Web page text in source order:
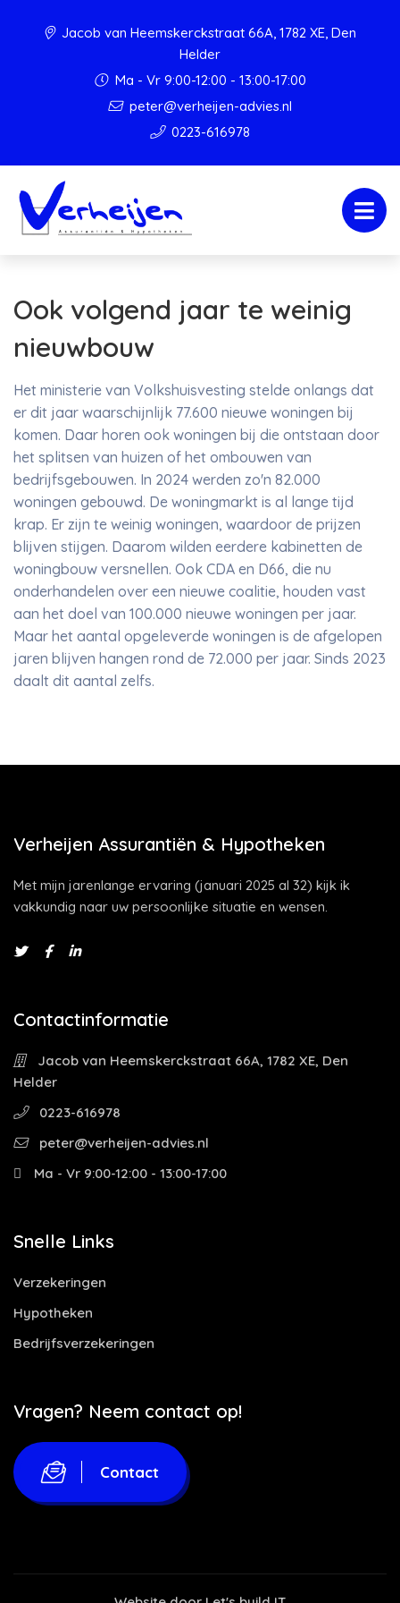
Jacob van Heemskerckstraat 66A, 1782 XE, Den
Helder
Ma - Vr 9:00-12:00 - 13:00-17:00
peter@verheijen-advies.nl
0223-616978
Ook volgend jaar te weinig
nieuwbouw
Het ministerie van Volkshuisvesting stelde onlangs dat
er dit jaar waarschijnlijk 77.600 nieuwe woningen bij
komen. Daar horen ook woningen bij die ontstaan door
het splitsen van huizen of het ombouwen van
bedrijfsgebouwen. In 2024 werden zo'n 82.000
woningen gebouwd. De woningmarkt is al lange tijd
krap. Er zijn te weinig woningen, waardoor de prijzen
blijven stijgen. Daarom wilden eerdere kabinetten de
woningbouw versnellen. Ook CDA en D66, die nu
onderhandelen over een nieuwe coalitie, houden vast
aan het doel van 100.000 nieuwe woningen per jaar.
Maar het aantal opgeleverde woningen is de afgelopen
jaren blijven hangen rond de 72.000 per jaar. Sinds 2023
daalt dit aantal zelfs.
Verheijen Assurantiën & Hypotheken
Met mijn jarenlange ervaring (januari 2025 al 32) kijk ik
vakkundig naar uw persoonlijke situatie en wensen.
Contactinformatie
Jacob van Heemskerckstraat 66A, 1782 XE, Den
Helder
0223-616978
peter@verheijen-advies.nl
Ma - Vr 9:00-12:00 - 13:00-17:00
Snelle Links
Verzekeringen
Hypotheken
Bedrijfsverzekeringen
Vragen? Neem contact op!
Contact